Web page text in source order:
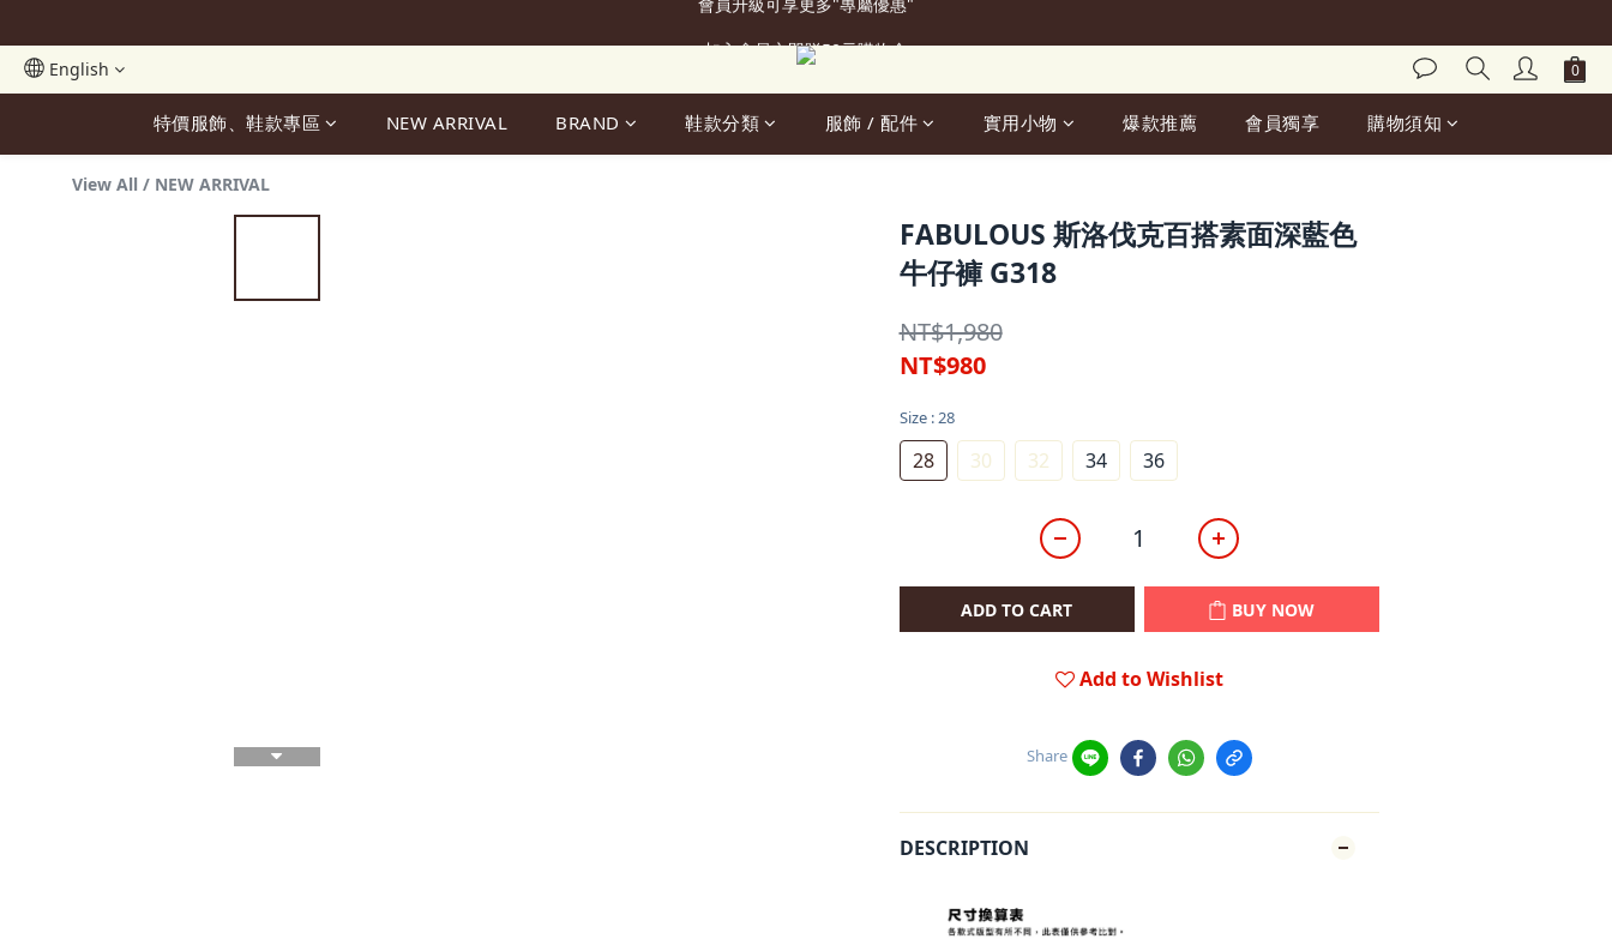
English
特價服飾、鞋款專區 NEW ARRIVAL BRAND 鞋款分類 服飾 / 配件 實用小物 爆款推薦 會員獨享 購物須知
View All / NEW ARRIVAL
FABULOUS 斯洛伐克百搭素面深藍色
牛仔褲 G318
NT$1,980
NT$980
Size : 28
28 30 32 34 36
ADD TO CART BUY NOW
Add to Wishlist
Share
DESCRIPTION